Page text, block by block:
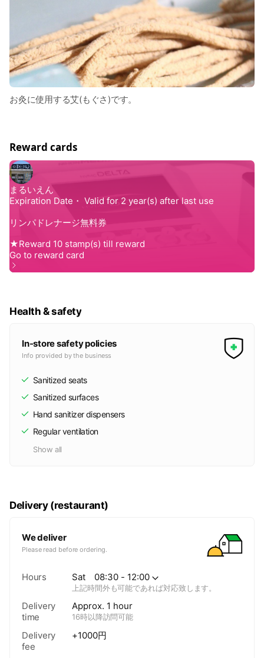
お灸に使用する艾(もぐさ)です。
Reward cards
Health & safety
In-store safety policies
Info provided by the business
Sanitized seats
Sanitized surfaces
Hand sanitizer dispensers
Regular ventilation
Show all
Delivery (restaurant)
We deliver
Please read before ordering.
Hours Sat 08:30 - 12:00
上記時間外も可能であれば対応致します。
Delivery
time
Approx. 1 hour
16時以降訪問可能
Delivery
fee
+1000円